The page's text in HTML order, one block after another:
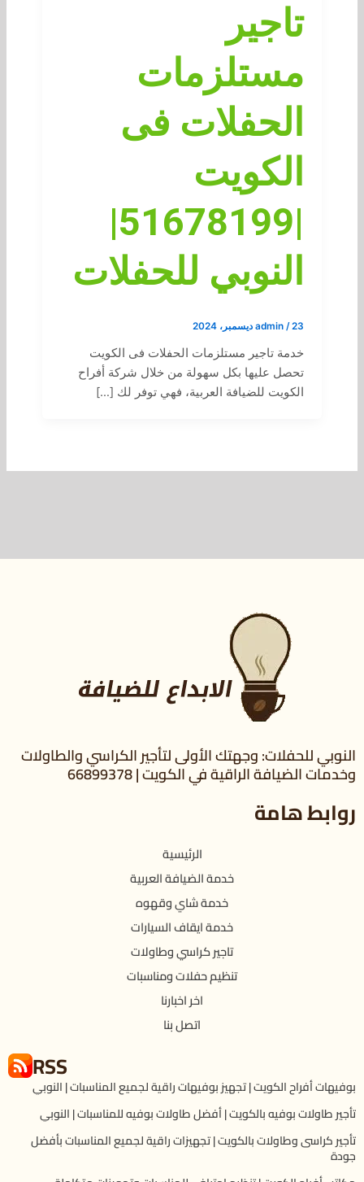
تاجير
مستلزمات
الحفلات فى
الكويت
|51678199|
النوبي للحفلات
admin /23 ديسمبر، 2024
خدمة تاجير مستلزمات الحفلات فى الكويت
تحصل عليها بكل سهولة من خلال شركة أفراح
الكويت للضيافة العربية، فهي توفر لك […]
النوبي للحفلات: وجهتك الأولى لتأجير الكراسي والطاولات
وخدمات الضيافة الراقية في الكويت | 66899378
روابط هامة
الرئيسية
خدمة الضيافة العربية
خدمة شاي وقهوه
خدمة ايقاف السيارات
تاجير كراسي وطاولات
تنظيم حفلات ومناسبات
اخر اخبارنا
اتصل بنا
RSS
بوفيهات أفراح الكويت | تجهيز بوفيهات راقية لجميع المناسبات | النوبي
تأجير طاولات بوفيه بالكويت | أفضل طاولات بوفيه للمناسبات | النوبي
تأجير كراسى وطاولات بالكويت | تجهيزات راقية لجميع المناسبات بأفضل
جودة